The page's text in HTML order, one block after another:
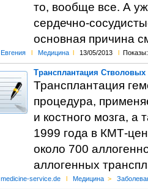
то, вообще все. А
сердечно-
основная причина
Евгения l Медицина l 13/05/2013 l
Трансплантация
Трансплантация
процедура,
и костного мозга, а
1999 года в КМТ-
около 700
аллогенных
medicine-service.de l Медицина >